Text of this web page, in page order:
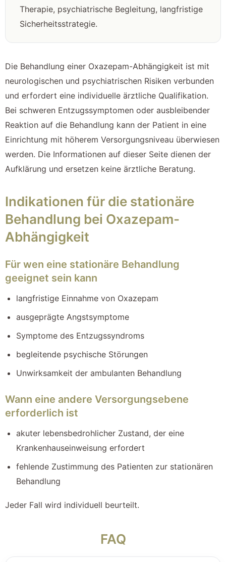
Therapie, psychiatrische Begleitung, langfristige
Sicherheitsstrategie.
Die Behandlung einer Oxazepam-Abhängigkeit ist mit
neurologischen und psychiatrischen Risiken verbunden
und erfordert eine individuelle ärztliche Qualifikation.
Bei schweren Entzugssymptomen oder ausbleibender
Reaktion auf die Behandlung kann der Patient in eine
Einrichtung mit höherem Versorgungsniveau überwiesen
werden. Die Informationen auf dieser Seite dienen der
Aufklärung und ersetzen keine ärztliche Beratung.
Indikationen für die stationäre
Behandlung bei Oxazepam-
Abhängigkeit
Für wen eine stationäre Behandlung
geeignet sein kann
langfristige Einnahme von Oxazepam
ausgeprägte Angstsymptome
Symptome des Entzugssyndroms
begleitende psychische Störungen
Unwirksamkeit der ambulanten Behandlung
Wann eine andere Versorgungsebene
erforderlich ist
akuter lebensbedrohlicher Zustand, der eine
Krankenhauseinweisung erfordert
fehlende Zustimmung des Patienten zur stationären
Behandlung
Jeder Fall wird individuell beurteilt.
FAQ